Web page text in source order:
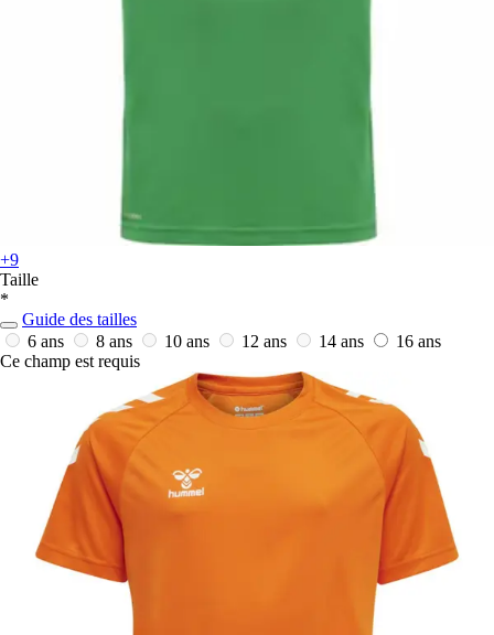
+9
Taille
*
Guide des tailles
6 ans
8 ans 10 ans 12 ans 14 ans
16 ans
Ce champ est requis